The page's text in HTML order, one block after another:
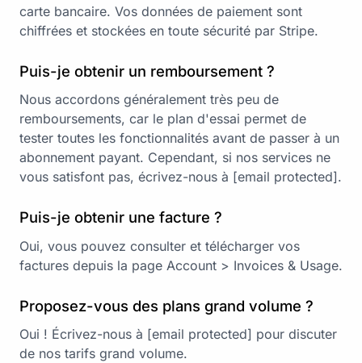
carte bancaire. Vos données de paiement sont
chiffrées et stockées en toute sécurité par Stripe.
Puis-je obtenir un remboursement ?
Nous accordons généralement très peu de
remboursements, car le plan d'essai permet de
tester toutes les fonctionnalités avant de passer à un
abonnement payant. Cependant, si nos services ne
vous satisfont pas, écrivez-nous à [email protected].
Puis-je obtenir une facture ?
Oui, vous pouvez consulter et télécharger vos
factures depuis la page Account > Invoices & Usage.
Proposez-vous des plans grand volume ?
Oui ! Écrivez-nous à [email protected] pour discuter
de nos tarifs grand volume.